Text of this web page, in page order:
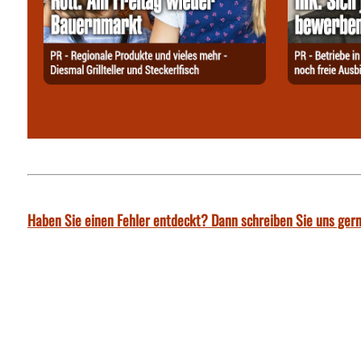
Haben Sie einen Fehler entdeckt? Dann schreiben Sie uns